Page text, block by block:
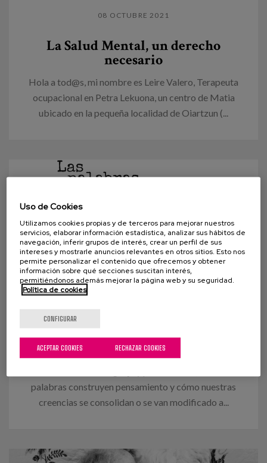
08 OCTUBRE 2021
La Salud Mental, un derecho
necesario
Hola a tod@s, mi nombre es Leire Valero, Terapeuta
ocupacional en Petra Lekuona, un centro de Matia
ubicado en la pequeña localidad de Oiartzun (...
"Nuestros mayores", una
expresión a debate.
palabras construyen pensamiento y cómo nuestras
creencias se consolidan o se van modificado a...
Uso de Cookies
Utilizamos cookies propias y de terceros para mejorar nuestros
servicios, elaborar información estadística, analizar sus hábitos de
navegación, inferir grupos de interés, crear un perfil de sus
intereses y mostrarle anuncios relevantes en otros sitios. Esto nos
permite personalizar el contenido que ofrecemos y obtener
información sobre qué secciones suscitan interés,
permitiéndonos además mejorar la página web y su seguridad.
Política de cookies
CONFIGURAR
RECHAZAR COOKIES
ACEPTAR COOKIES